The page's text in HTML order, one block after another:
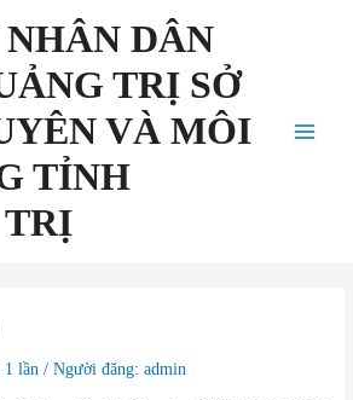
DÂN
TRỊ SỞ
VÀ MÔI
TỈNH
1 lần / Người đăng: admin